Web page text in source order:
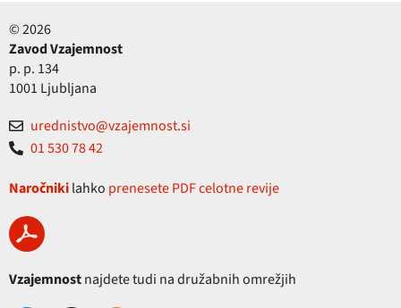
© 2026
Zavod Vzajemnost
p. p. 134
1001 Ljubljana
urednistvo@vzajemnost.si
01 530 78 42
Naročnikilahko prenesete PDF celotne revije
Vzajemnostnajdete tudi na družabnih omrežjih